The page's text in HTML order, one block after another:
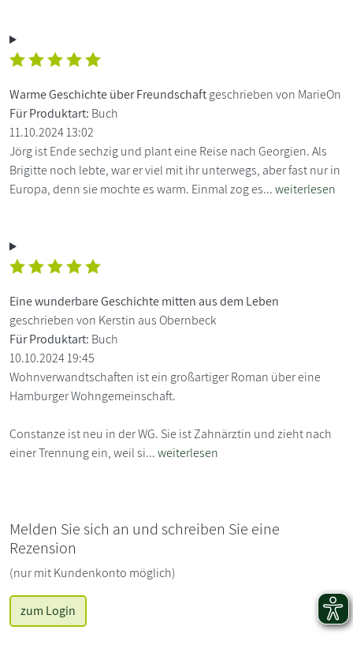
Warme Geschichte über Freundschaftgeschrieben von MarieOn
Für Produktart: Buch
11.10.2024 13:02
Jörg ist Ende sechzig und plant eine Reise nach Georgien. Als
Brigitte noch lebte, war er viel mit ihr unterwegs, aber fast nur in
Europa, denn sie mochte es warm. Einmal zog es...weiterlesen
Eine wunderbare Geschichte mitten aus dem Leben
geschrieben von Kerstin aus Obernbeck
Für Produktart: Buch
10.10.2024 19:45
Wohnverwandtschaften ist ein großartiger Roman über eine
Hamburger Wohngemeinschaft.
Constanze ist neu in der WG. Sie ist Zahnärztin und zieht nach
einer Trennung ein, weil si...weiterlesen
Melden Sie sich an und schreiben Sie eine
Rezension
(nur mit Kundenkonto möglich)
zum Login